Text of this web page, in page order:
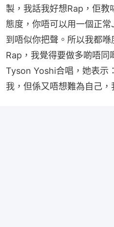
製，我話我好想Rap，佢教
態度，你唔可以用一個正
到唔似你把聲。所以我都
Rap，我覺得要做多啲唔同
Tyson Yoshi合唱，她表示
我，但係又唔想難為自己，